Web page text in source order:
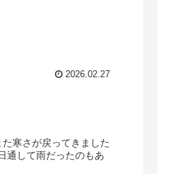
2026.02.27
寒さが戻ってきました
通して雨だったのもあ